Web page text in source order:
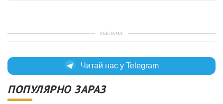
РЕКЛАМА
Читай нас у Telegram
ПОПУЛЯРНО ЗАРАЗ